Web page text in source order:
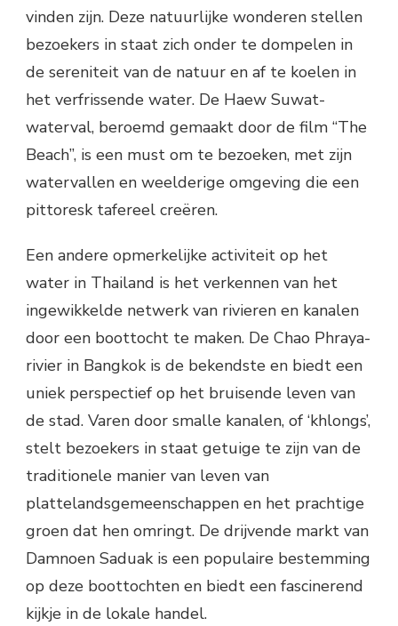
vinden zijn. Deze natuurlijke wonderen stellen
bezoekers in staat zich onder te dompelen in
de sereniteit van de natuur en af ​​te koelen in
het verfrissende water. De Haew Suwat-
waterval, beroemd gemaakt door de film “The
Beach”, is een must om te bezoeken, met zijn
watervallen en weelderige omgeving die een
pittoresk tafereel creëren.
Een andere opmerkelijke activiteit op het
water in Thailand is het verkennen van het
ingewikkelde netwerk van rivieren en kanalen
door een boottocht te maken. De Chao Phraya-
rivier in Bangkok is de bekendste en biedt een
uniek perspectief op het bruisende leven van
de stad. Varen door smalle kanalen, of ‘khlongs’,
stelt bezoekers in staat getuige te zijn van de
traditionele manier van leven van
plattelandsgemeenschappen en het prachtige
groen dat hen omringt. De drijvende markt van
Damnoen Saduak is een populaire bestemming
op deze boottochten en biedt een fascinerend
kijkje in de lokale handel.